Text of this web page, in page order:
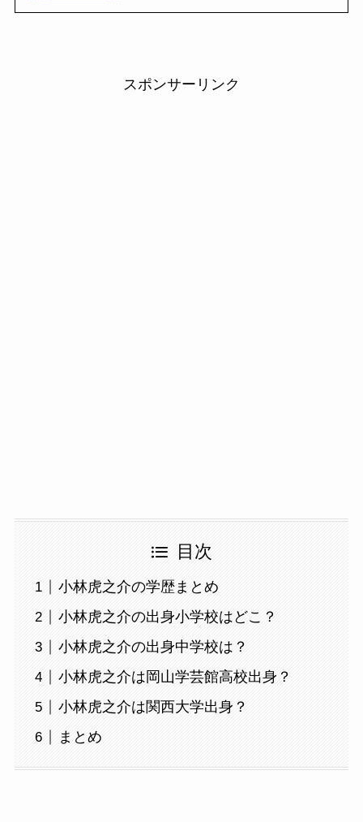
スポンサーリンク
目次
小林虎之介の学歴まとめ
小林虎之介の出身小学校はどこ？
小林虎之介の出身中学校は？
小林虎之介は岡山学芸館高校出身？
小林虎之介は関西大学出身？
まとめ